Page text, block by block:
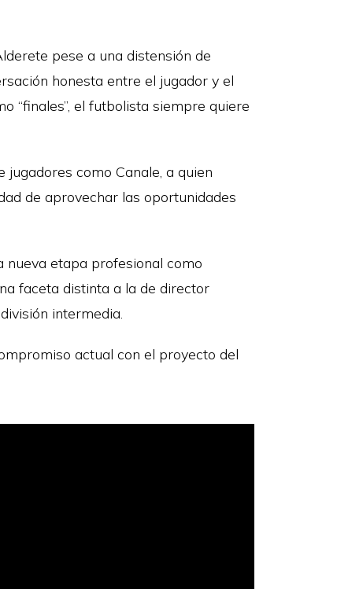
pese a una distensión de
honesta entre el jugador y el
“finales”, el futbolista siempre quiere
jugadores como Canale, a quien
de aprovechar las oportunidades
nueva etapa profesional como
faceta distinta a la de director
intermedia.
actual con el proyecto del